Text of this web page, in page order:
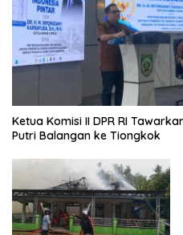
Ketua Komisi II DPR RI
Putri Balangan ke Tiongkok